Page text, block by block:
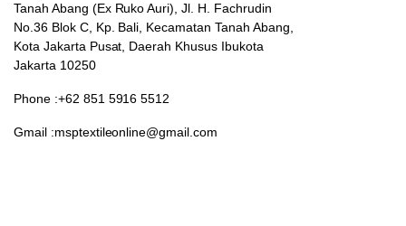
Tanah Abang (Ex Ruko Auri), Jl. H. Fachrudin
No.36 Blok C, Kp. Bali, Kecamatan Tanah Abang,
Kota Jakarta Pusat, Daerah Khusus Ibukota
Jakarta 10250
Phone :+62 851 5916 5512
Gmail :msptextileonline@gmail.com